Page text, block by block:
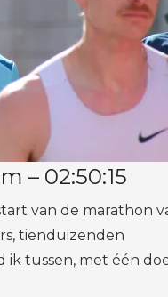
– 02:50:15
van de marathon
tienduizenden
ik tussen, met één